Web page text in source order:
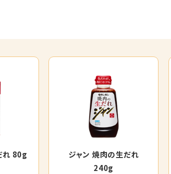
れ 80g
ジャン 焼肉の生だれ
240g